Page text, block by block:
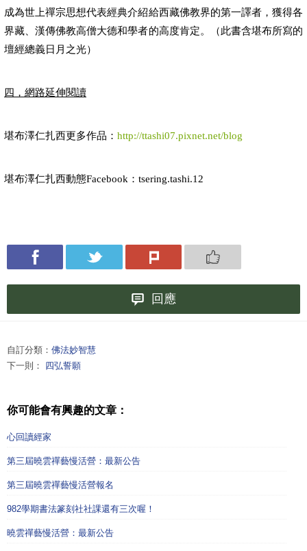
成為世上禪宗思想代表經典介紹給西藏佛教界的第一譯者，獲得各
界藏、漢傳佛教高僧大德和學者的高度肯定。（此書含堪布所寫的
壇經總義日月之光）
四，網路延伸閱讀
堪布澤仁扎西更多作品： http://ttashi07.pixnet.net/blog
堪布澤仁扎西動態Facebook ： tsering.tashi.12
回應
自訂分類： 佛法妙智慧
下一則： 四弘誓願
你可能會有興趣的文章：
心回讀經家
第三屆曉雲禪藝慢活營：最新公告
第三屆曉雲禪藝慢活營報名
982學期書法篆刻社社課還有三次喔！
曉雲禪藝慢活營：最新公告